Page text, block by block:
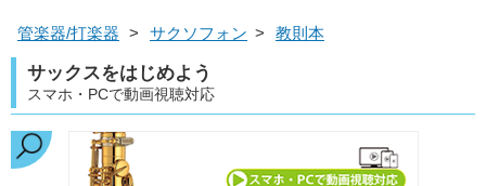
管楽器/打楽器 > サクソフォン > 教則本
サックスをはじめよう
スマホ・PCで動画視聴対応